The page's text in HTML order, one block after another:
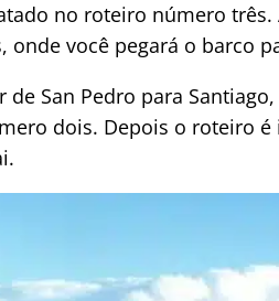
no roteiro número
onde você pegará o barco
de San Pedro para
dois. Depois o roteiro